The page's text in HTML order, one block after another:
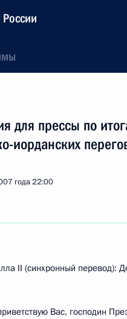
для прессы по
иорданских
года22:00
II (синхронный перевод):
Вас, господин